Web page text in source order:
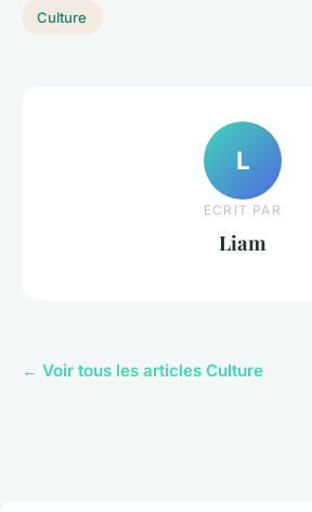
Culture
L
ECRIT PAR
Liam
← Voir tous les articles Culture